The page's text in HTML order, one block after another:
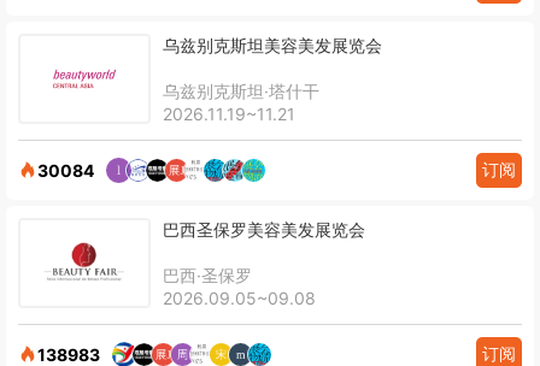
乌兹别克斯坦美容美发展览会
乌兹别克斯坦·塔什干
2026.11.19~11.21
30084 订阅
巴西圣保罗美容美发展览会
巴西·圣保罗
2026.09.05~09.08
138983 订阅